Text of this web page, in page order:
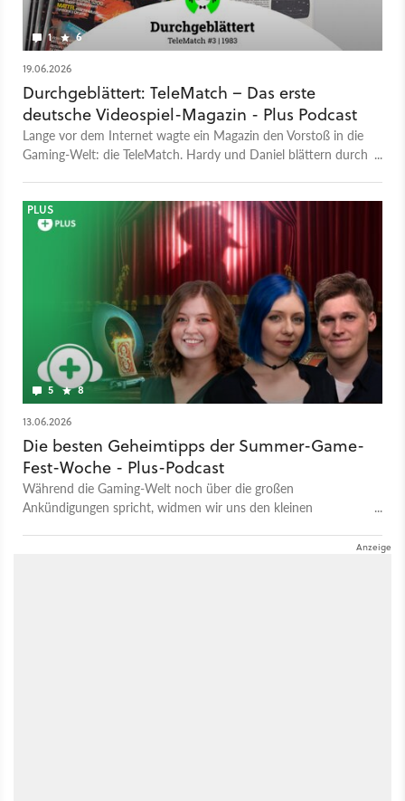
1 6
19.06.2026
Durchgeblättert: TeleMatch – Das erste
deutsche Videospiel-Magazin - Plus Podcast
Lange vor dem Internet wagte ein Magazin den Vorstoß in die
Gaming-Welt: die TeleMatch. Hardy und Daniel blättern durch
5 8
PLUS
13.06.2026
Die besten Geheimtipps der Summer-Game-
Fest-Woche - Plus-Podcast
Während die Gaming-Welt noch über die großen
Ankündigungen spricht, widmen wir uns den kleinen